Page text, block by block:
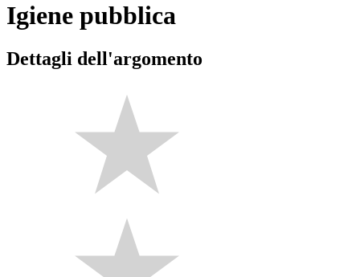
Igiene pubblica
Dettagli dell'argomento